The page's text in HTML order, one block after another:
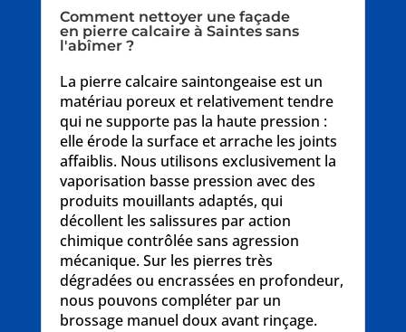
Comment nettoyer une façade
en pierre calcaire à Saintes sans
l'abîmer ?
La pierre calcaire saintongeaise est un
matériau poreux et relativement tendre
qui ne supporte pas la haute pression :
elle érode la surface et arrache les joints
affaiblis. Nous utilisons exclusivement la
vaporisation basse pression avec des
produits mouillants adaptés, qui
décollent les salissures par action
chimique contrôlée sans agression
mécanique. Sur les pierres très
dégradées ou encrassées en profondeur,
nous pouvons compléter par un
brossage manuel doux avant rinçage.